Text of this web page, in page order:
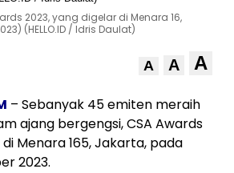
2023, yang digelar di Menara 16,
(HELLO.ID / Idris Daulat)
A A A
– Sebanyak 45 emiten meraih
ajang bergengsi, CSA Awards
Menara 165, Jakarta, pada
2023.